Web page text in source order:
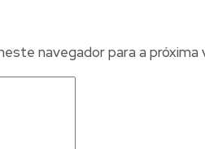
navegador para a próxima